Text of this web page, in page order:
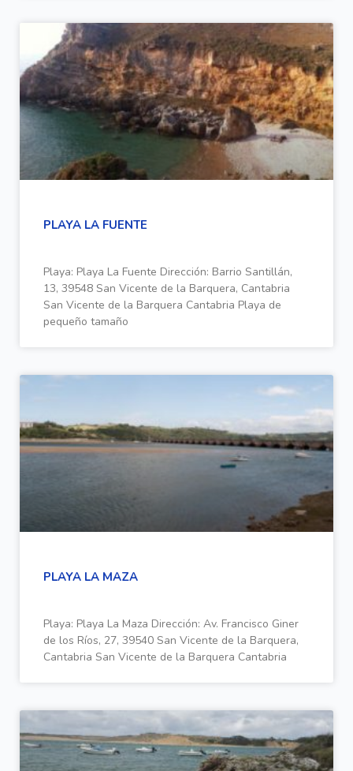
PLAYA LA FUENTE
Playa: Playa La Fuente Dirección: Barrio Santillán,
13, 39548 San Vicente de la Barquera, Cantabria
San Vicente de la Barquera Cantabria Playa de
pequeño tamaño
PLAYA LA MAZA
Playa: Playa La Maza Dirección: Av. Francisco Giner
de los Ríos, 27, 39540 San Vicente de la Barquera,
Cantabria San Vicente de la Barquera Cantabria